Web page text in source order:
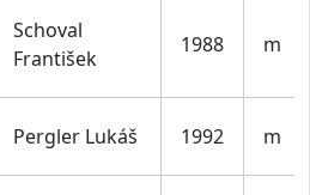
Schoval
František
1988 m
Pergler Lukáš 1992 m